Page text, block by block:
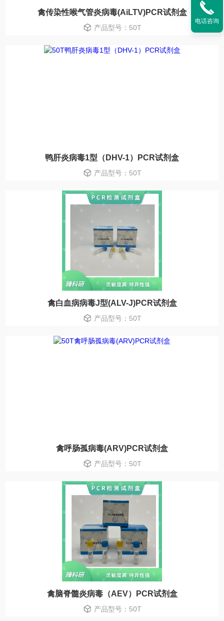
禽传染性喉气管炎病毒(AiLTV)PCR试剂盒
产品型号：50T
鸭肝炎病毒1型（DHV-1）PCR试剂盒
产品型号：50T
禽白血病病毒J型(ALV-J)PCR试剂盒
产品型号：50T
禽呼肠孤病毒(ARV)PCR试剂盒
产品型号：50T
禽脑脊髓炎病毒（AEV）PCR试剂盒
产品型号：50T
电话咨询